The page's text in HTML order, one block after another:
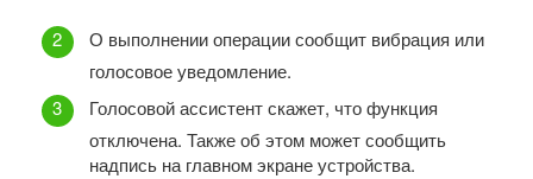
О выполнении операции сообщит вибрация или
голосовое уведомление.
Голосовой ассистент скажет, что функция
отключена. Также об этом может сообщить
надпись на главном экране устройства.